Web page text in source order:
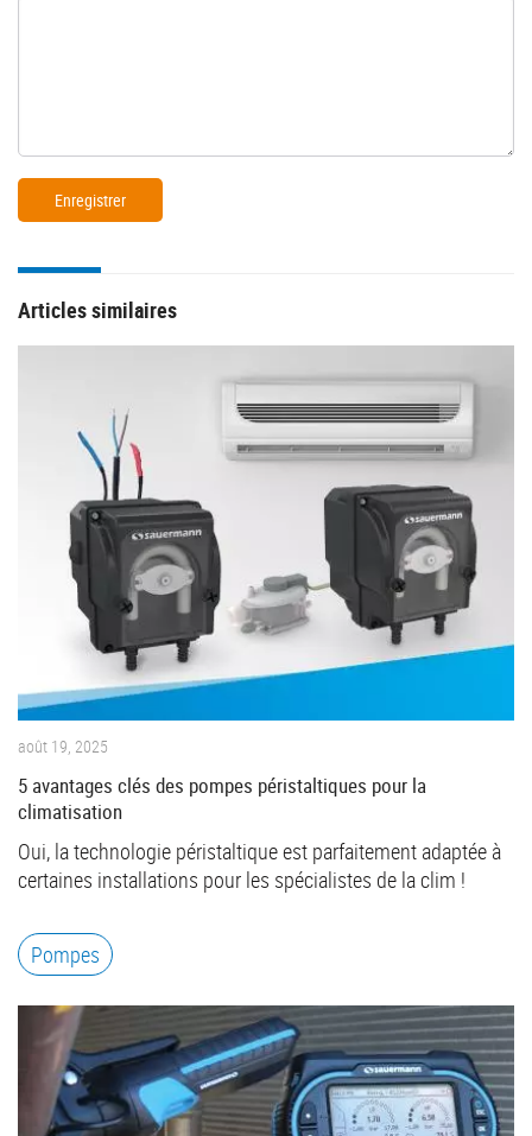
Articles similaires
août 19, 2025
5 avantages clés des pompes péristaltiques pour la
climatisation
Oui, la technologie péristaltique est parfaitement adaptée à
certaines installations pour les spécialistes de la clim !
Pompes